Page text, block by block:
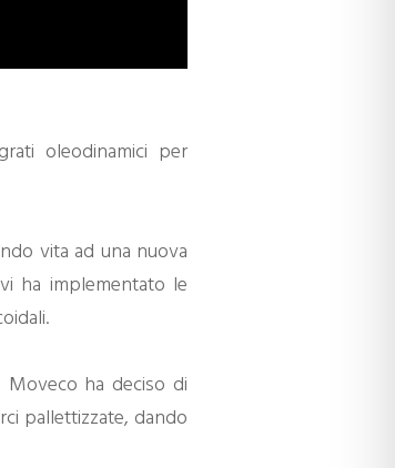
oleodinamici per
vita ad una nuova
ha implementato le
Moveco ha deciso di
pallettizzate, dando